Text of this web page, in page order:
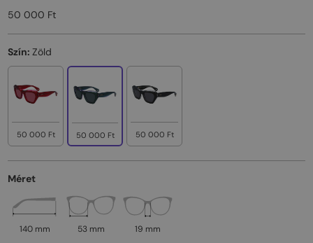
50 000 Ft
Szín: Zöld
50 000 Ft 50 000 Ft 50 000 Ft
Méret
140 mm 53 mm 19 mm